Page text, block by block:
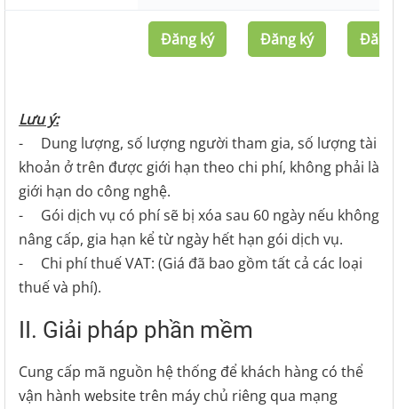
Đăng ký Đăng ký Đăng
Lưu ý:
- Dung lượng, số lượng người tham gia, số lượng tài
khoản ở trên được giới hạn theo chi phí, không phải là
giới hạn do công nghệ.
- Gói dịch vụ có phí sẽ bị xóa sau 60 ngày nếu không
nâng cấp, gia hạn kể từ ngày hết hạn gói dịch vụ.
- Chi phí thuế VAT: (Giá đã bao gồm tất cả các loại
thuế và phí).
II. Giải pháp phần mềm
Cung cấp mã nguồn hệ thống để khách hàng có thể
vận hành website trên máy chủ riêng qua mạng